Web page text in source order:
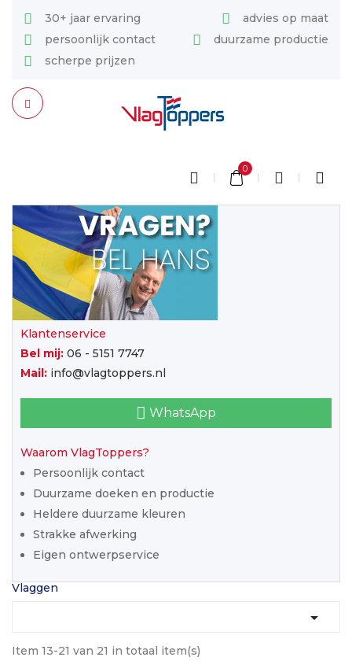
30+ jaar ervaring
advies op maat
persoonlijk contact
duurzame productie
scherpe prijzen
0
Klantenservice
Bel mij: 06 - 5151 7747
Mail: info@vlagtoppers.nl
WhatsApp
Waarom VlagToppers?
Persoonlijk contact
Duurzame doeken en productie
Heldere duurzame kleuren
Strakke afwerking
Eigen ontwerpservice
Vlaggen

Item 13-21 van 21 in totaal item(s)